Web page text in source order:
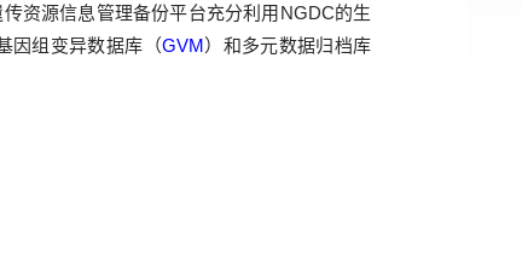
资源信息管理备份平台充分利用 NGDC的生
因组变异数据库（GVM）和多元数据归档库